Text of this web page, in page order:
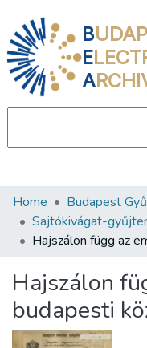
B
E
A
Communities &
All of DSpace
About us
Home Budapest
Sajtókivágat-
Hajszálon
budapesti